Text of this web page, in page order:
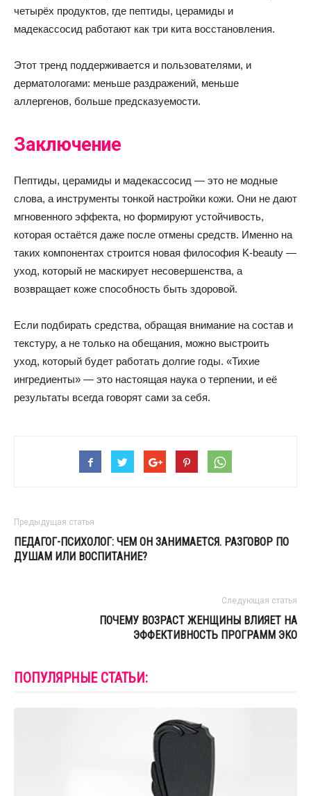
четырёх продуктов, где пептиды, церамиды и
мадекассосид работают как три кита восстановления.
Этот тренд поддерживается и пользователями, и
дерматологами: меньше раздражений, меньше
аллергенов, больше предсказуемости.
Заключение
Пептиды, церамиды и мадекассосид — это не модные
слова, а инструменты тонкой настройки кожи. Они не дают
мгновенного эффекта, но формируют устойчивость,
которая остаётся даже после отмены средств. Именно на
таких компонентах строится новая философия K-beauty —
уход, который не маскирует несовершенства, а
возвращает коже способность быть здоровой.
Если подбирать средства, обращая внимание на состав и
текстуру, а не только на обещания, можно выстроить
уход, который будет работать долгие годы. «Тихие
ингредиенты» — это настоящая наука о терпении, и её
результаты всегда говорят сами за себя.
Предыдущая статья
ПЕДАГОГ-ПСИХОЛОГ: ЧЕМ ОН ЗАНИМАЕТСЯ. РАЗГОВОР ПО
ДУШАМ ИЛИ ВОСПИТАНИЕ?
Следующая статья
ПОЧЕМУ ВОЗРАСТ ЖЕНЩИНЫ ВЛИЯЕТ НА
ЭФФЕКТИВНОСТЬ ПРОГРАММ ЭКО
ПОПУЛЯРНЫЕ СТАТЬИ: